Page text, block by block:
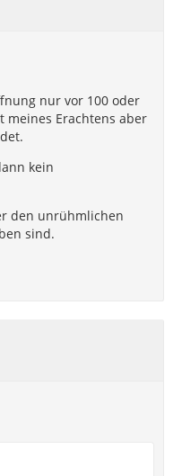
nur vor 100 oder
meines Erachtens aber
kein
den unrühmlichen
sind.